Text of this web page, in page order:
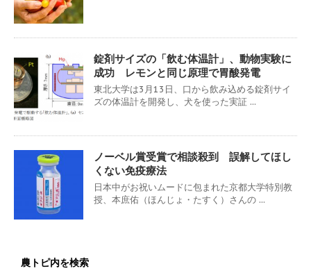
錠剤サイズの「飲む体温計」、動物実験に
成功 レモンと同じ原理で胃酸発電
東北大学は3月13日、口から飲み込める錠剤サイ
ズの体温計を開発し、犬を使った実証 ...
ノーベル賞受賞で相談殺到 誤解してほし
くない免疫療法
日本中がお祝いムードに包まれた京都大学特別教
授、本庶佑（ほんじょ・たすく）さんの ...
農トピ内を検索